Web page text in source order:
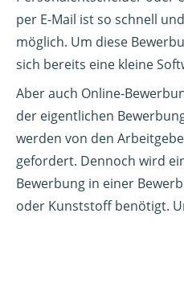
per E-Mail ist so schnell
möglich. Um diese
sich bereits eine kleine
Aber auch Online-
der eigentlichen
werden von den
gefordert. Dennoch wird
Bewerbung in einer
oder Kunststoff benötigt.